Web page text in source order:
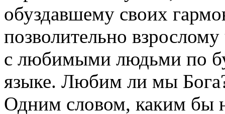
обуздавшему своих
позволительно
с любимыми людьми по
языке. Любим ли мы
Одним словом, каким бы